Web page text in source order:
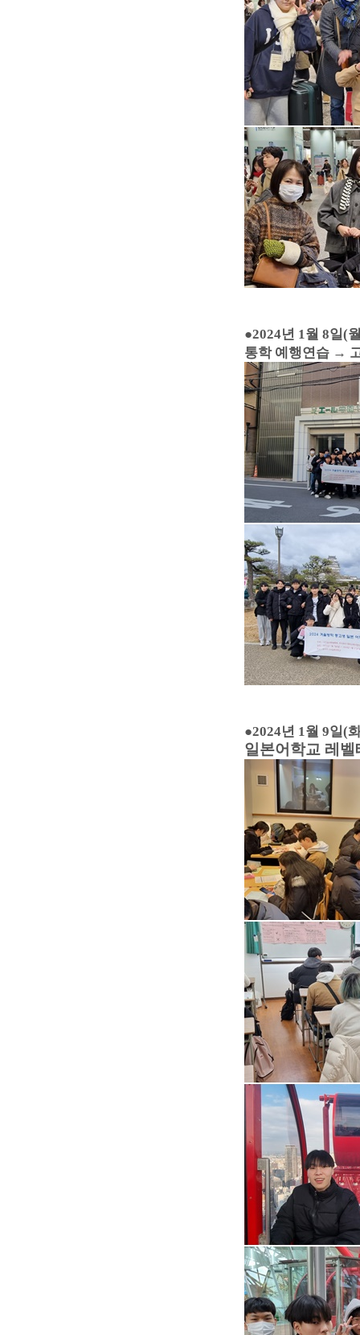
●2024년 1월 8일(
통학 예행연습 →
●2024년 1월 9일(
일본어학교 레